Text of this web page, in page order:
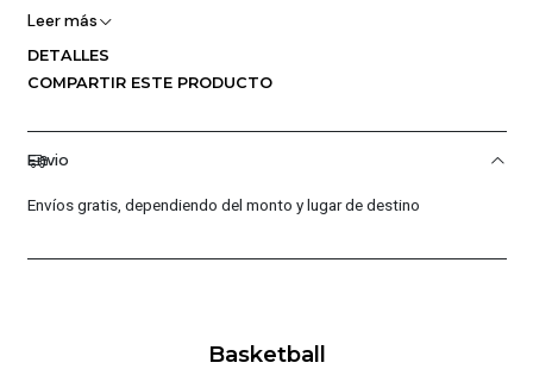
Tamaño de Balón #7. Color Azul. Composición 85% Goma;
Leer más
DETALLES
COMPARTIR ESTE PRODUCTO
Envio
Envíos gratis, dependiendo del monto y lugar de destino
Basketball